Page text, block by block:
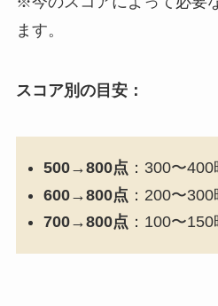
ます。
スコア別の目安：
500→800点 ：300〜400
600→800点 ：200〜300
700→800点 ：100〜150